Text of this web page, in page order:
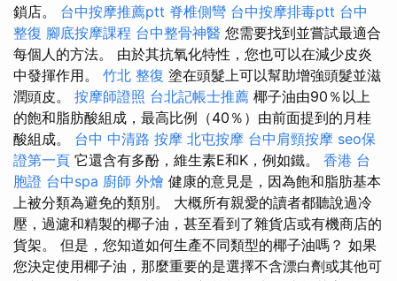
鎖店。 台中按摩推薦ptt 脊椎側彎 台中按摩排毒ptt 台中
整復 腳底按摩課程 台中整骨神醫 您需要找到並嘗試最適合
每個人的方法。 由於其抗氧化特性，您也可以在減少皮炎
中發揮作用。 竹北 整復 塗在頭髮上可以幫助增強頭髮並滋
潤頭皮。 按摩師證照 台北記帳士推薦 椰子油由90％以上
的飽和脂肪酸組成，最高比例（40％）由前面提到的月桂
酸組成。 台中 中清路 按摩 北屯按摩 台中肩頸按摩 seo保
證第一頁 它還含有多酚，維生素E和K，例如鐵。 香港 台
胞證 台中spa 廚師 外燴 健康的意見是，因為飽和脂肪基本
上被分類為避免的類別。 大概所有親愛的讀者都聽說過冷
壓，過濾和精製的椰子油，甚至看到了雜貨店或有機商店的
貨架。 但是，您知道如何生產不同類型的椰子油嗎？ 如果
您決定使用椰子油，那麼重要的是選擇不含漂白劑或其他可